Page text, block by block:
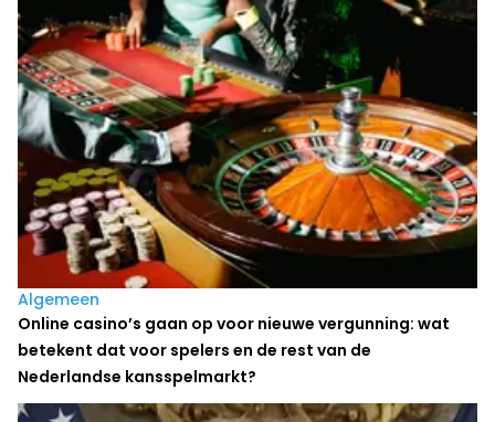
Algemeen
Online casino’s gaan op voor nieuwe vergunning: wat
betekent dat voor spelers en de rest van de
Nederlandse kansspelmarkt?